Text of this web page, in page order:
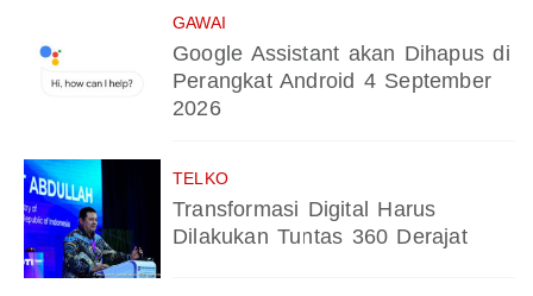
GAWAI
Google Assistant akan Dihapus di
Perangkat Android 4 September
2026
TELKO
Transformasi Digital Harus
Dilakukan Tuntas 360 Derajat